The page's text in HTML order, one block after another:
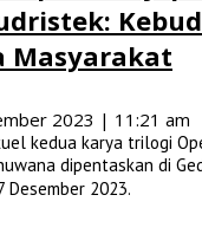
Masyarakat
2023 | 11:21 am
kedua karya trilogi
dipentaskan di
Desember 2023.